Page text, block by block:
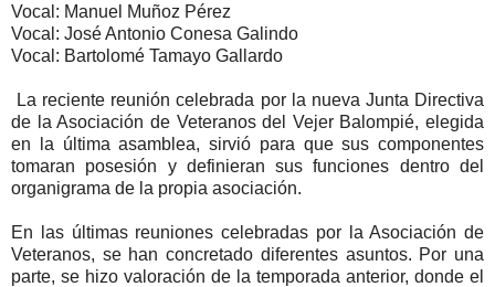
Vocal: Manuel Muñoz Pérez
Vocal: José Antonio Conesa Galindo
Vocal: Bartolomé Tamayo Gallardo
La reciente reunión celebrada por la nueva Junta Directiva
de la Asociación de Veteranos del Vejer Balompié, elegida
en la última asamblea, sirvió para que sus componentes
tomaran posesión y definieran sus funciones dentro del
organigrama de la propia asociación.
En las últimas reuniones celebradas por la Asociación de
Veteranos, se han concretado diferentes asuntos. Por una
parte, se hizo valoración de la temporada anterior, donde el